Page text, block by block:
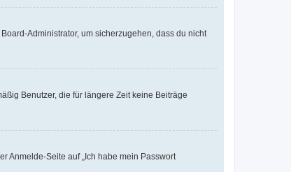
Administrator, um sicherzugehen, dass du nicht
Benutzer, die für längere Zeit keine Beiträge
Anmelde-Seite auf „Ich habe mein Passwort